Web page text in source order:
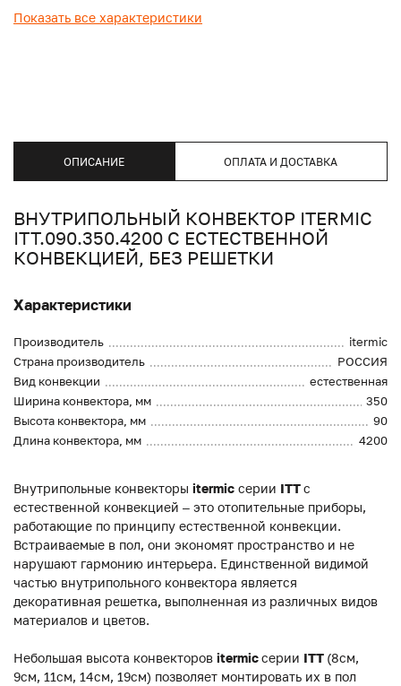
Показать все характеристики
ОПИСАНИЕ ОПЛАТА И ДОСТАВКА
ВНУТРИПОЛЬНЫЙ КОНВЕКТОР ITERMIC
ITT.090.350.4200 С ЕСТЕСТВЕННОЙ
КОНВЕКЦИЕЙ, БЕЗ РЕШЕТКИ
Характеристики
Производитель
itermic
Страна производитель
РОССИЯ
Вид конвекции
естественная
Ширина конвектора, мм
350
Высота конвектора, мм
90
Длина конвектора, мм
4200
Внутрипольные конвекторы itermic серии ITTс
естественной конвекцией – это отопительные приборы,
работающие по принципу естественной конвекции.
Встраиваемые в пол, они экономят пространство и не
нарушают гармонию интерьера. Единственной видимой
частью внутрипольного конвектора является
декоративная решетка, выполненная из различных видов
материалов и цветов.
Небольшая высота конвекторов itermicсерии ITT (8см,
9см, 11см, 14см, 19см) позволяет монтировать их в пол